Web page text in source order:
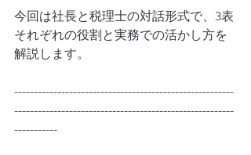
今回は社長と税理士の対話形式で、3表
それぞれの役割と実務での活かし方を
解説します。
--------------------------------------------------------
--------------------------------------------------------
-----------